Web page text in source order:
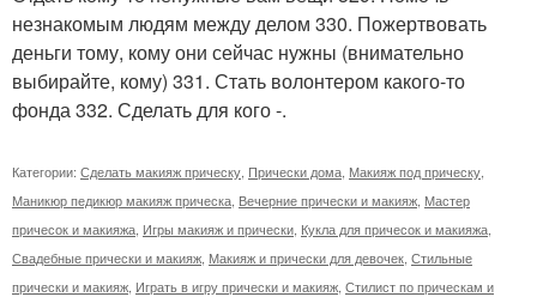
незнакомым людям между делом 330. Пожертвовать
деньги тому, кому они сейчас нужны (внимательно
выбирайте, кому) 331. Стать волонтером какого-то
фонда 332. Сделать для кого -.
Категории: Сделать макияж прическу Прически дома Макияж под прическу
Маникюр педикюр макияж прическа Вечерние прически и макияж Мастер
причесок и макияжа Игры макияж и прически Кукла для причесок и макияжа
Свадебные прически и макияж Макияж и прически для девочек Стильные
прически и макияж Играть в игру прически и макияж Стилист по прическам и